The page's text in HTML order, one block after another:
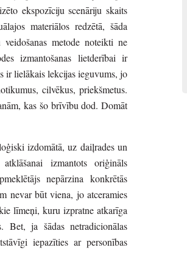
ekspozīciju scenāriju skaits
materiālos redzētā, šāda
metode noteikti ne
izmantošanas lietderībai ir
ir lielākais lekcijas ieguvums, jo
cilvēkus, priekšmetus.
kas šo brīvību dod. Domāt
izdomātā, uz daiļrades un
izmantots oriģināls
nepārzina konkrētās
nevar būt viena, jo atceramies
līmeņi, kuru izpratne atkarīga
Bet, ja šādas netradicionālas
iepazīties ar personības